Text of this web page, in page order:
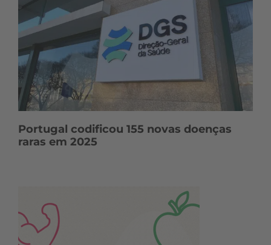
Portugal codificou 155 novas doenças
raras em 2025